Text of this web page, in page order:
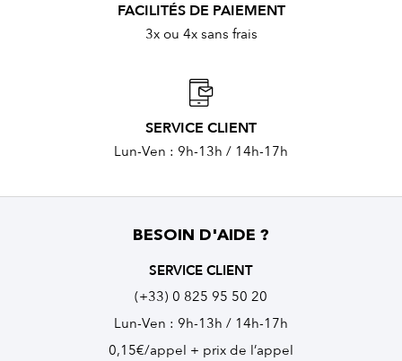
FACILITÉS DE PAIEMENT
3x ou 4x sans frais
SERVICE CLIENT
Lun-Ven : 9h-13h / 14h-17h
BESOIN D'AIDE ?
SERVICE CLIENT
(+33) 0 825 95 50 20
Lun-Ven : 9h-13h / 14h-17h
0,15€/appel + prix de l’appel